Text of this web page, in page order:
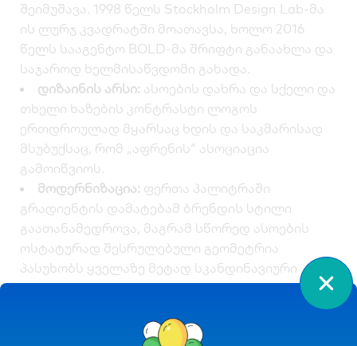
შეიმუშავა. 1998 წელს Stockholm Design Lab-მა
ის ლურჯ კვადრატში მოათავსა, ხოლო 2016
წელს სააგენტო BOLD-მა შრიფტი განაახლა და
საჯაროდ ხელმისაწვდომი გახადა.
დიზაინის არსი: ასოების დახრა და სქელი და
თხელი ხაზების კონტრასტი ლოგოს
ერთდროულად მყარსაც ხდის და საკმარისად
მსუბუქსაც, რომ „აფრენის“ ასოციაცია
გამოიწვიოს.
მოდერნიზაცია: ფერთა პალიტრაში
გრადიენტის დამატებამ ბრენდის სტილი
გაათანამედროვა, მაგრამ სწორედ ასოების
ოსტატურად შესრულებული გეომეტრია
პასუხობს ყველაზე მეტად სკანდინავიური
დიზაინისთვის დამახასიათებელ სიმარტივესა